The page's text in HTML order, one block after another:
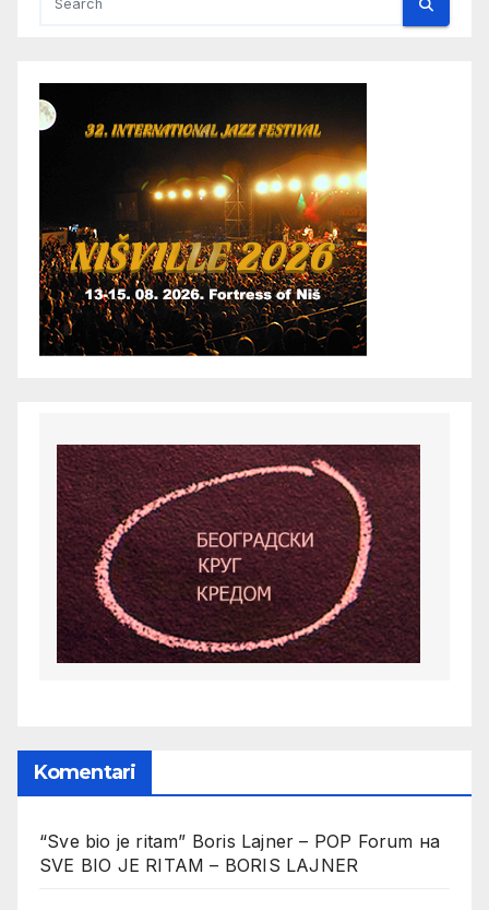
Komentari
“Sve bio je ritam” Boris Lajner – POP Forum на
SVE BIO JE RITAM – BORIS LAJNER